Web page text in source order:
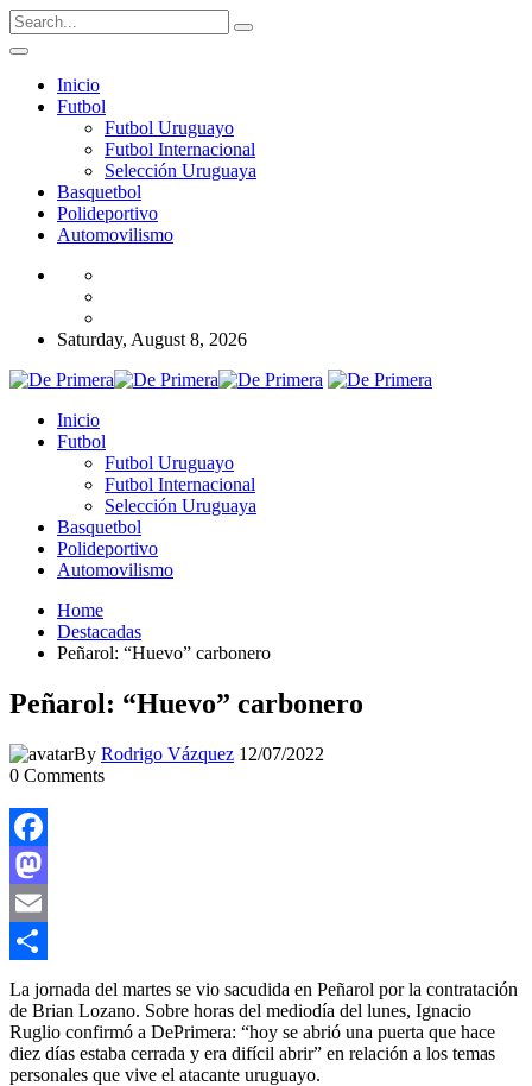
Inicio
Futbol
Futbol Uruguayo
Futbol Internacional
Selección Uruguaya
Basquetbol
Polideportivo
Automovilismo
Saturday, August 8, 2026
Inicio
Futbol
Futbol Uruguayo
Futbol Internacional
Selección Uruguaya
Basquetbol
Polideportivo
Automovilismo
Home
Destacadas
Peñarol: “Huevo” carbonero
Peñarol: “Huevo” carbonero
By Rodrigo Vázquez 12/07/2022
0 Comments
Facebook
Mastodon
Email
Compartir
La jornada del martes se vio sacudida en Peñarol por la contratación
de Brian Lozano. Sobre horas del mediodía del lunes, Ignacio
Ruglio confirmó a DePrimera: “hoy se abrió una puerta que hace
diez días estaba cerrada y era difícil abrir” en relación a los temas
personales que vive el atacante uruguayo.